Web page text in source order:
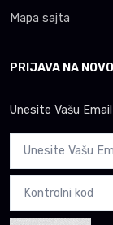
Mapa sajta
PRIJAVA NA
Unesite Vašu